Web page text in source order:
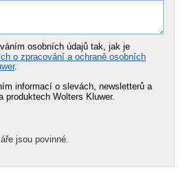
osobních údajů tak, jak je
o zpracování a ochraně osobních
.
informací o slevách, newsletterů a
produktech Wolters Kluwer.
jsou povinné.